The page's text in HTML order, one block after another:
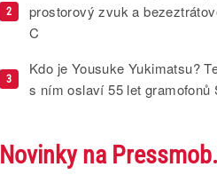
2
prostorový zvuk a
C
3
Kdo je Yousuke Yukimatsu?
s ním oslaví 55 let gramofonů
Novinky na